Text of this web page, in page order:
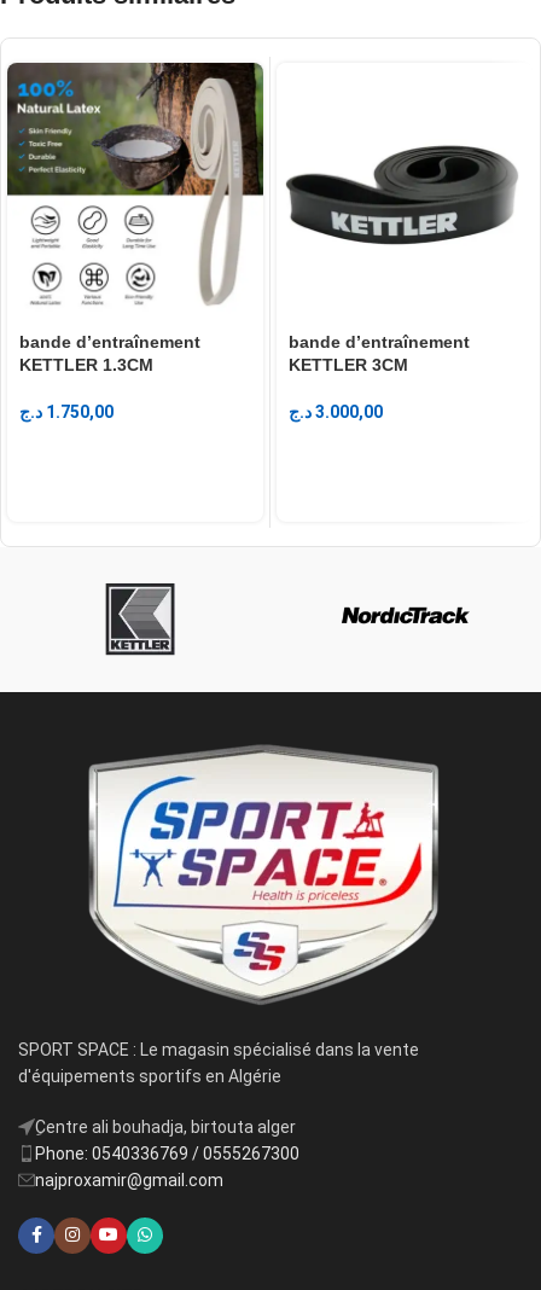
bande d’entraînement
KETTLER 1.3CM
1.750,00 د.ج
bande d’entraînement
KETTLER 3CM
3.000,00د.ج
SPORT SPACE : Le magasin spécialisé dans la vente
d'équipements sportifs en Algérie
ِCentre ali bouhadja, birtouta alger
Phone: 0540336769 / 0555267300
najproxamir@gmail.com